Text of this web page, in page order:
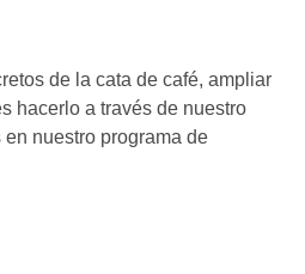
de la cata de café, ampliar
hacerlo a través de nuestro
nuestro programa de